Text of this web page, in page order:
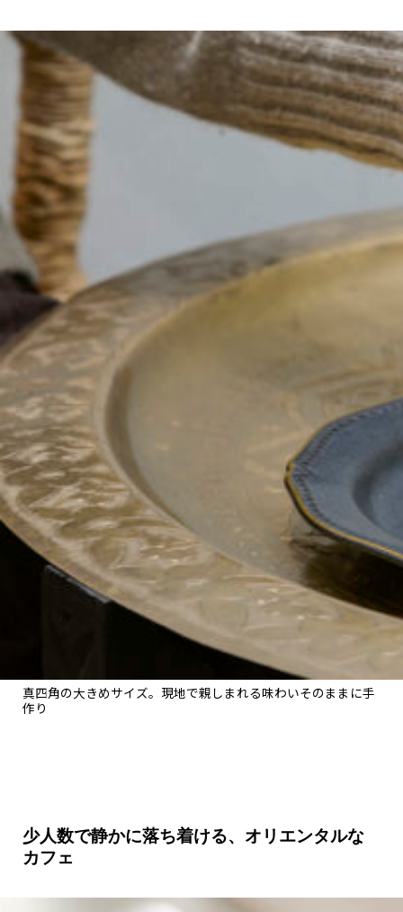
真四角の大きめサイズ。現地で親しまれる味わいそのままに手
作り
少人数で静かに落ち着ける、オリエンタルな
カフェ